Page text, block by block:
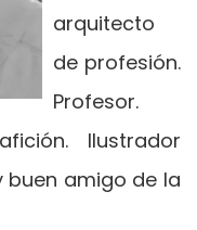
arquitecto
de profesión.
Profesor.
Ilustrador
buen amigo de la